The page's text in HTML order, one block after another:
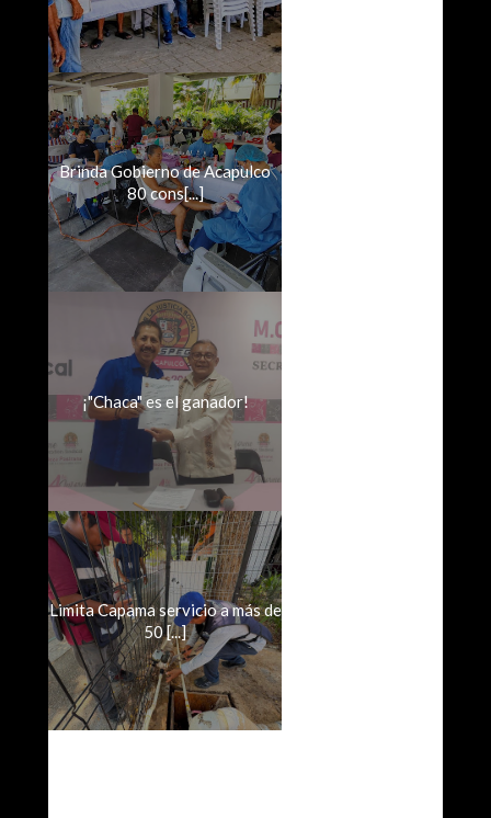
Brinda Gobierno de Acapulco
80 cons[...]
¡"Chaca" es el ganador!
Limita Capama servicio a más de
50 [...]